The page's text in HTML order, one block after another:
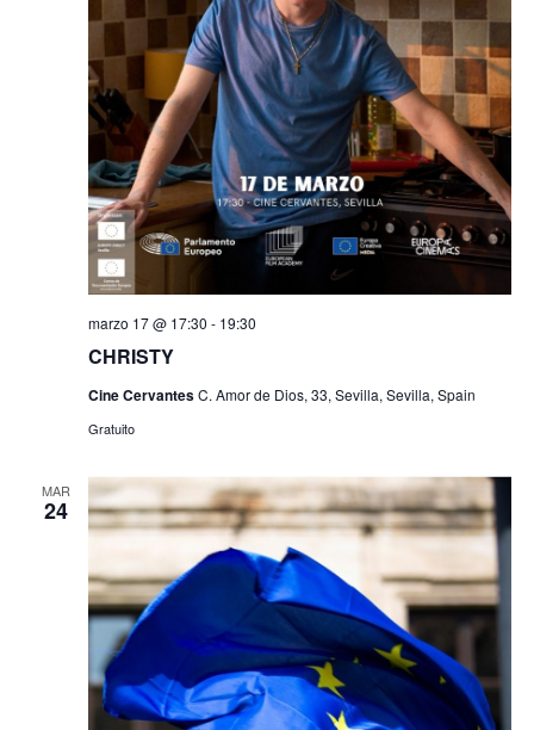
CHRISTY
marzo 17 @ 17:30 - 19:30
Cine CervantesC. Amor de Dios, 33, Sevilla, Sevilla, Spain
Gratuito
MAR
24